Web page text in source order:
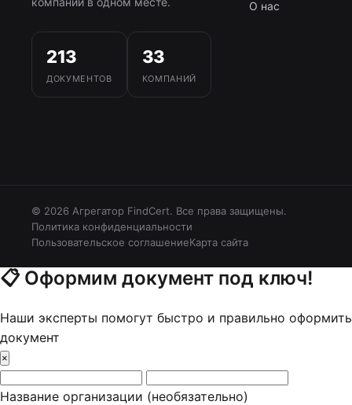
213
ДОКУМЕНТОВ
33
КОМПАНИЙ
О нас
© 2026 Агрегатор FindCert. Все права защищены.
Политика конфиденциальности
Пользовательское соглашениеКарта сайта
📋Оформим документ под ключ!
Наши эксперты помогут быстро и правильно оформить
документ
×
Название организации (необязательно)